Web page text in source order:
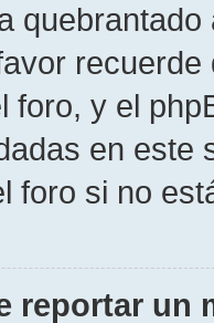
foro, y el
en este
foro si no
reportar un